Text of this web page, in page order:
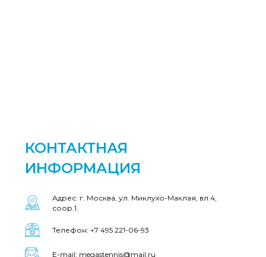
КОНТАКТНАЯ
ИНФОРМАЦИЯ
Адрес: г. Москва, ул. Миклухо-Маклая, вл.4,
соор.1.
Телефон: +7 495 221-06-93
E-mail: megastennis@mail.ru